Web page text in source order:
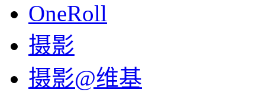
OneRoll
摄影
摄影@维基